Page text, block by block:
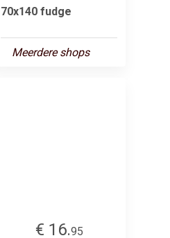
70x140 fudge
Meerdere shops
€ 16.95